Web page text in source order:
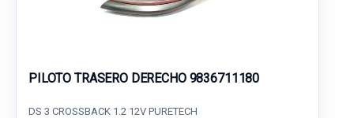
PILOTO TRASERO DERECHO 9836711180
DS 3 CROSSBACK 1.2 12V PURETECH